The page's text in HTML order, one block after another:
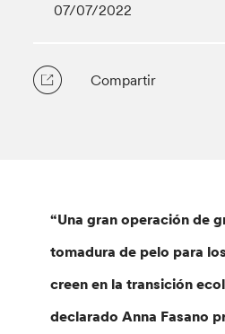
07/07/2022
Compartir
“Una gran operación de
tomadura de pelo para
creen en la transición
declaradoAnna Fasano